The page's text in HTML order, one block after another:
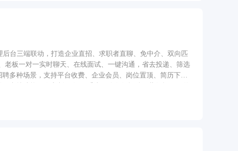
台三端联动，打造企业直招、求职者直聊、免中介、双向匹
板一对一实时聊天、在线面试、一键沟通，省去投递、筛选
多种场景，支持平台收费、企业会员、岗位置顶、简历下